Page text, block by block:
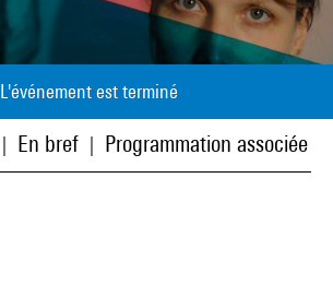
L'événement est terminé
En bref Programmation associée